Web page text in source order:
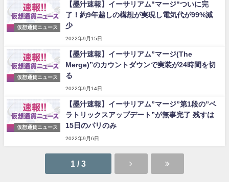
仮想通貨ニュース
【墨汁速報】イーサリアム"マージ"ついに完
了！約9年越しの構想が実現し電気代が99%減
少
2022年9月15日
仮想通貨ニュース
【墨汁速報】イーサリアム”マージ(The
Merge)”のカウントダウンで実装が24時間を切
る
2022年9月14日
仮想通貨ニュース
【墨汁速報】イーサリアム”マージ”第1段の”ベ
ラトリックスアップデート”が無事完了 残すは
15日のパリのみ
2022年9月6日
1 / 3